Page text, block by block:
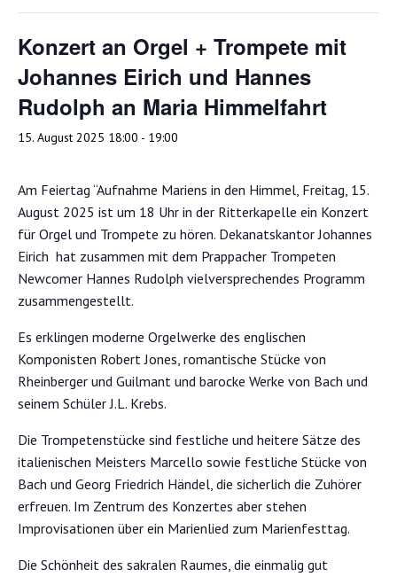
Konzert an Orgel + Trompete mit
Johannes Eirich und Hannes
Rudolph an Maria Himmelfahrt
15. August 2025 18:00 - 19:00
Am Feiertag “Aufnahme Mariens in den Himmel, Freitag, 15.
August 2025 ist um 18 Uhr in der Ritterkapelle ein Konzert
für Orgel und Trompete zu hören. Dekanatskantor Johannes
Eirich hat zusammen mit dem Prappacher Trompeten
Newcomer Hannes Rudolph vielversprechendes Programm
zusammengestellt.
Es erklingen moderne Orgelwerke des englischen
Komponisten Robert Jones, romantische Stücke von
Rheinberger und Guilmant und barocke Werke von Bach und
seinem Schüler J.L. Krebs.
Die Trompetenstücke sind festliche und heitere Sätze des
italienischen Meisters Marcello sowie festliche Stücke von
Bach und Georg Friedrich Händel, die sicherlich die Zuhörer
erfreuen. Im Zentrum des Konzertes aber stehen
Improvisationen über ein Marienlied zum Marienfesttag.
Die Schönheit des sakralen Raumes, die einmalig gut